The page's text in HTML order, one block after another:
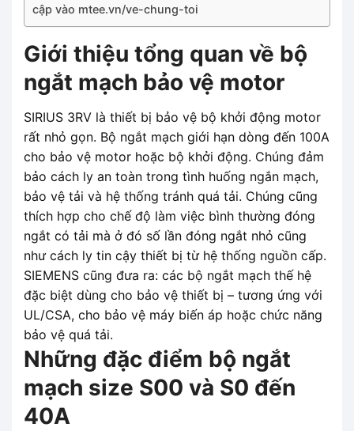
cập vào mtee.vn/ve-chung-toi
Giới thiệu tổng quan về bộ
ngắt mạch bảo vệ motor
SIRIUS 3RV là thiết bị bảo vệ bộ khởi động motor
rất nhỏ gọn. Bộ ngắt mạch giới hạn dòng đến 100A
cho bảo vệ motor hoặc bộ khởi động. Chúng đảm
bảo cách ly an toàn trong tình huống ngắn mạch,
bảo vệ tải và hệ thống tránh quá tải. Chúng cũng
thích hợp cho chế độ làm việc bình thường đóng
ngắt có tải mà ở đó số lần đóng ngắt nhỏ cũng
như cách ly tin cậy thiết bị từ hệ thống nguồn cấp.
SIEMENS cũng đưa ra: các bộ ngắt mạch thế hệ
đặc biệt dùng cho bảo vệ thiết bị – tương ứng với
UL/CSA, cho bảo vệ máy biến áp hoặc chức năng
bảo vệ quá tải.
Những đặc điểm bộ ngắt
mạch size S00 và S0 đến
40A